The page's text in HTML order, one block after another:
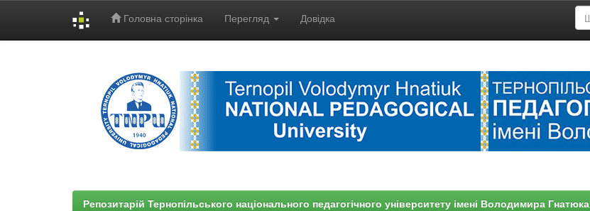
Головна сторінка Перегляд Довідка
Репозитарій Тернопільського національного педагогічного університету імені Володимира Гнатюка